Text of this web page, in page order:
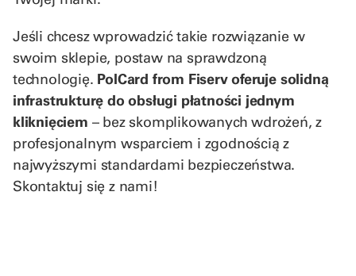
Jeśli chcesz wprowadzić takie rozwiązanie w
swoim sklepie, postaw na sprawdzoną
technologię. PolCard from Fiserv oferuje solidną
infrastrukturę do obsługi płatności jednym
kliknięciem – bez skomplikowanych wdrożeń, z
profesjonalnym wsparciem i zgodnością z
najwyższymi standardami bezpieczeństwa.
Skontaktuj się z nami!